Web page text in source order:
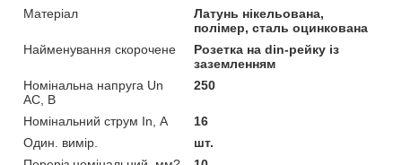
Матеріал
Латунь нікельована,
полімер, сталь оцинкована
Найменування скорочене
Розетка на din-рейку із
заземленням
Номінальна напруга Un
AC, В
250
Номінальний струм In, А
16
Один. вимір.
шт.